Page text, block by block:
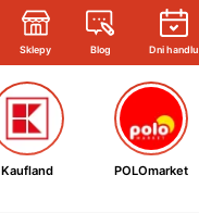
Sklepy Blog Dni handlu
Kaufland POLOmarket